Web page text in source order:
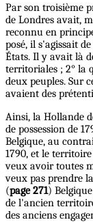
Par son troisième
de Londres avait,
reconnu en
posé, il s'agissait
États. Il y avait là
territoriales ; 2° la
deux peuples. Sur
avaient des
Ainsi, la Hollande
de possession de
Belgique, au
1790, et le
veux avoir toutes
veux pas prendre
(page 271)
de l'ancien
des anciens